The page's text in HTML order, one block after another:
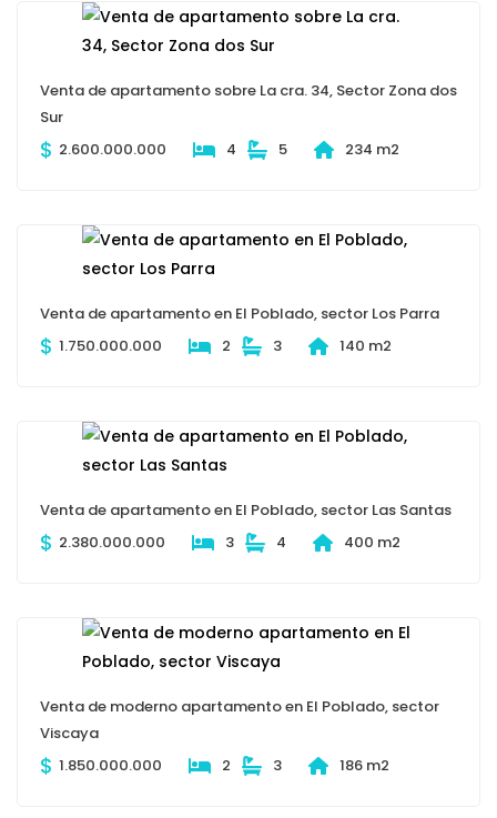
Venta de apartamento sobre La cra. 34, Sector Zona dos
Sur
$ 2.600.000.000 4 5 234 m2
Venta de apartamento en El Poblado, sector Los Parra
$ 1.750.000.000 2 3 140 m2
Venta de apartamento en El Poblado, sector Las Santas
$ 2.380.000.000 3 4 400 m2
Venta de moderno apartamento en El Poblado, sector
Viscaya
$ 1.850.000.000 2 3 186 m2